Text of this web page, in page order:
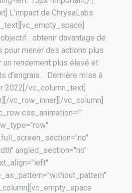
L'impact de ChrysaLabs
: obtenir davantage de
pour mener des actions plus
rendement plus élevé et
d’engrais. Dernière mise à
2022[/vc_column_text]
vc_row_inner][/vc_column]
css_animation=""
angled_section="no"